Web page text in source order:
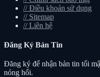
// Điều khoản sử dụng
// Sitemap
// Liên hệ
Đăng Ký Bản Tin
Đăng ký để nhận bản tin tối
nóng hổi.